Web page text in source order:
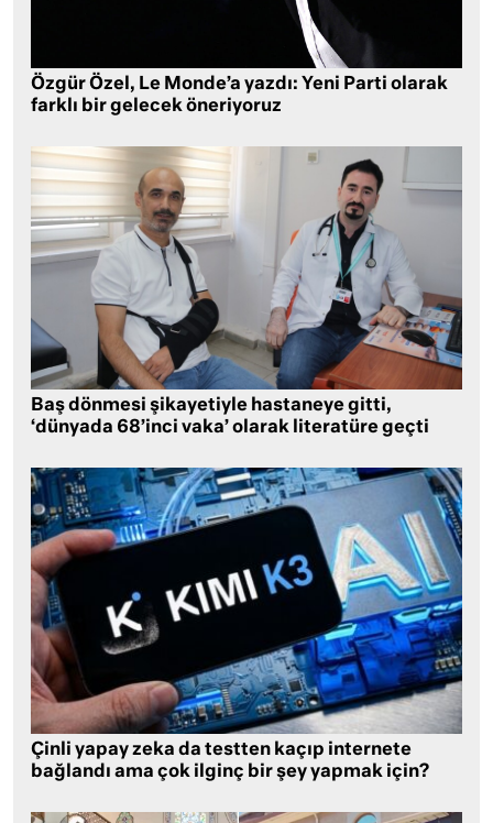
Özgür Özel, Le Monde’a yazdı: Yeni Parti olarak
farklı bir gelecek öneriyoruz
Baş dönmesi şikayetiyle hastaneye gitti,
‘dünyada 68’inci vaka’ olarak literatüre geçti
Çinli yapay zeka da testten kaçıp internete
bağlandı ama çok ilginç bir şey yapmak için?